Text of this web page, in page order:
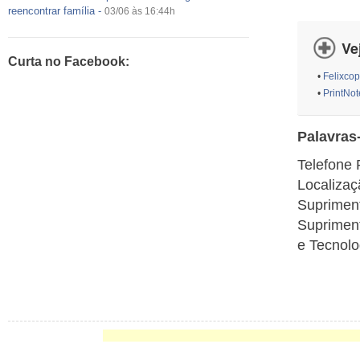
reencontrar família- 03/06 às 16:44h
•Exército egípcio diz que encontrou destroços de
Curta no Facebook:
• Felixcop
•
Telefone
e